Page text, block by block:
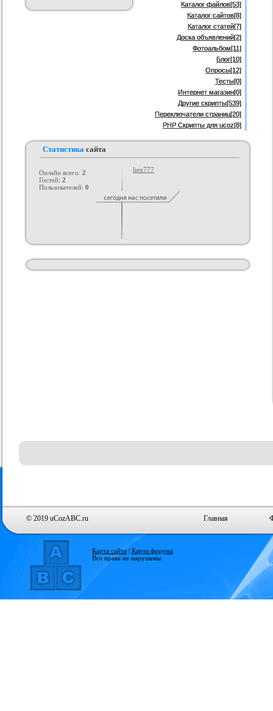
Каталог файлов[53]
Каталог сайтов[8]
Каталог статей[7]
Доска объявлений[2]
Фотоальбом[11]
Блог[10]
Опросы[12]
Тесты[0]
Интернет магазин[0]
Другие скрипты[539]
Переключатели страниц[20]
PHP Скрипты для ucoz[8]
Статистика сайта
Онлайн всего: 2
Гостей: 2
Пользователей: 0
liex777
© 2019 uCozABC.ru Главная
Карта сайта | Карта форума
Все права не нарушены.